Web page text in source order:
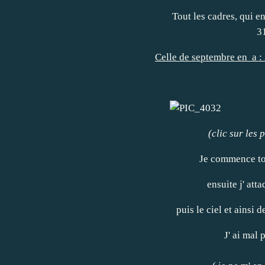
Tout les cadres, qui
Celle de septembre en a
(clic sur les
Je commence
ensuite j'
puis le ciel et ainsi
J' ai mal